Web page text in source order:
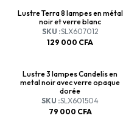
Lustre Terra 8 lampes en métal
noir et verre blanc
SKU :SLX607012
129 000 CFA
Lustre 3 lampes Candelis en
metal noir avec verre opaque
dorée
SKU :SLX601504
79 000 CFA